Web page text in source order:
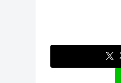
おやすみなさい💤